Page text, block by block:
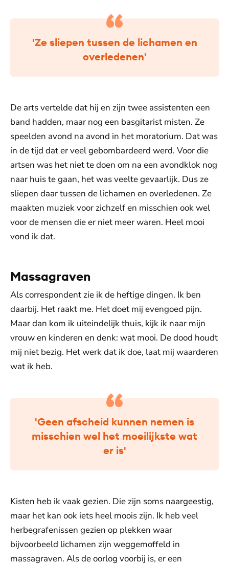
'Ze sliepen tussen de lichamen en
overledenen'
De arts vertelde dat hij en zijn twee assistenten een
band hadden, maar nog een basgitarist misten. Ze
speelden avond na avond in het moratorium. Dat was
in de tijd dat er veel gebombardeerd werd. Voor die
artsen was het niet te doen om na een avondklok nog
naar huis te gaan, het was veelte gevaarlijk. Dus ze
sliepen daar tussen de lichamen en overledenen. Ze
maakten muziek voor zichzelf en misschien ook wel
voor de mensen die er niet meer waren. Heel mooi
vond ik dat.
Massagraven
Als correspondent zie ik de heftige dingen. Ik ben
daarbij. Het raakt me. Het doet mij evengoed pijn.
Maar dan kom ik uiteindelijk thuis, kijk ik naar mijn
vrouw en kinderen en denk: wat mooi. De dood houdt
mij niet bezig. Het werk dat ik doe, laat mij waarderen
wat ik heb.
'Geen afscheid kunnen nemen is
misschien wel het moeilijkste wat
er is'
Kisten heb ik vaak gezien. Die zijn soms naargeestig,
maar het kan ook iets heel moois zijn. Ik heb veel
herbegrafenissen gezien op plekken waar
bijvoorbeeld lichamen zijn weggemoffeld in
massagraven. Als de oorlog voorbij is, er een